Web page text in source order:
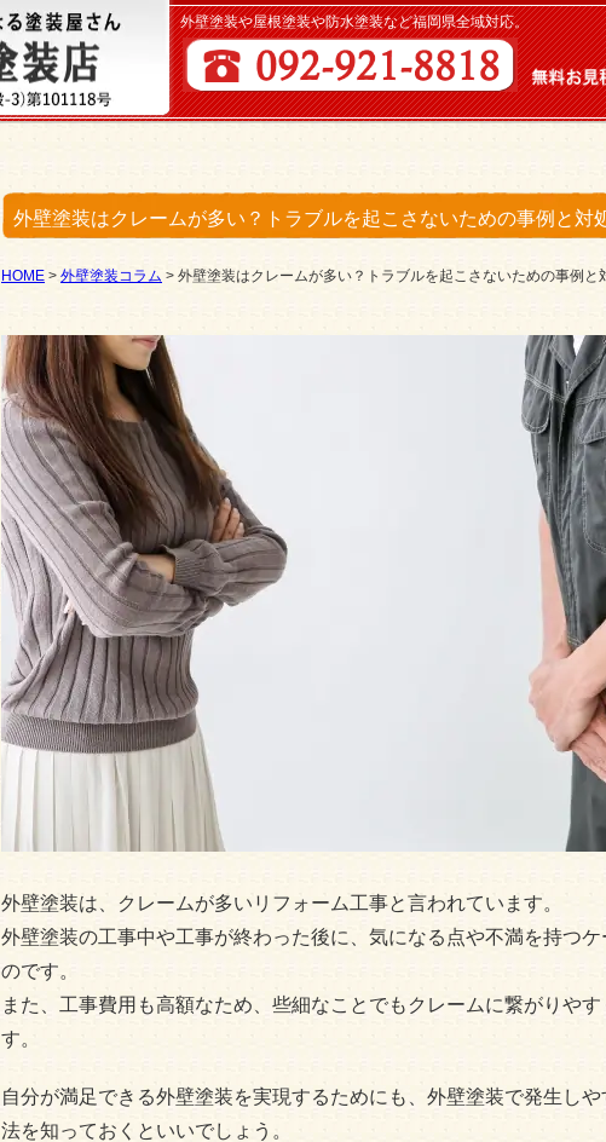
外壁塗装や屋根塗装や防水塗装など福岡県全域対応。
外壁塗装はクレームが多い？トラブルを起こさないための事例と対
HOME > 外壁塗装コラム > 外壁塗装はクレームが多い？トラブルを起こさないための事例と
外壁塗装は、クレームが多いリフォーム工事と言われています。
外壁塗装の工事中や工事が終わった後に、気になる点や不満を持つ
のです。
また、工事費用も高額なため、些細なことでもクレームに繋がりやす
す。
自分が満足できる外壁塗装を実現するためにも、外壁塗装で発生し
法を知っておくといいでしょう。